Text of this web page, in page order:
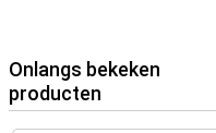
Onlangs bekeken
producten